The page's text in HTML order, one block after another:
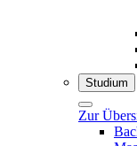
Studium
Zur